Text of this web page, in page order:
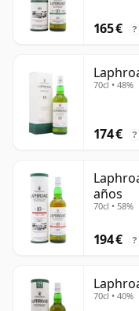
165 € ?
70cl • 48%
174 € ?
años
70cl • 58%
194 € ?
70cl • 40%